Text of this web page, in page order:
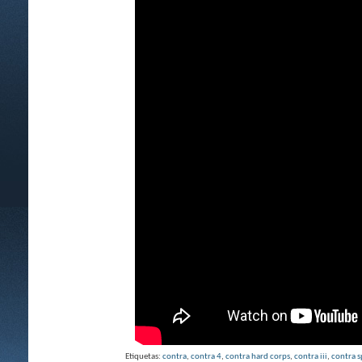
Etiquetas: contra, contra 4, contra hard corps, contra iii, contra